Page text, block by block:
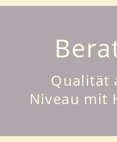
Qualität
Niveau mit